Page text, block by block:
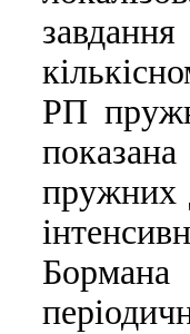
РП
пружних